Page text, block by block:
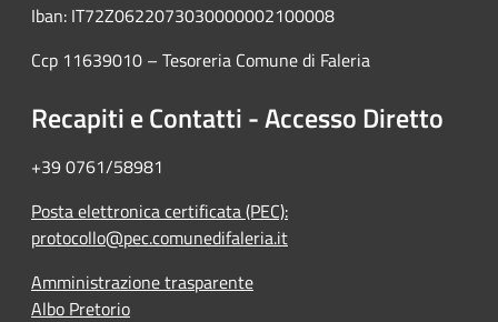
Iban: IT72Z0622073030000002100008
Ccp 11639010 – Tesoreria Comune di Faleria
Recapiti e Contatti - Accesso Diretto
+39 0761/58981
Posta elettronica certificata (PEC):
protocollo@pec.comunedifaleria.it
Amministrazione trasparente
Albo Pretorio